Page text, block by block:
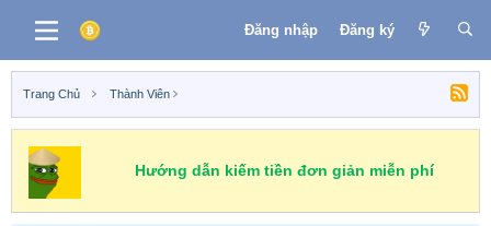
Đăng nhập Đăng ký
Trang Chủ Thành Viên
Hướng dẫn kiếm tiền đơn giản miễn phí